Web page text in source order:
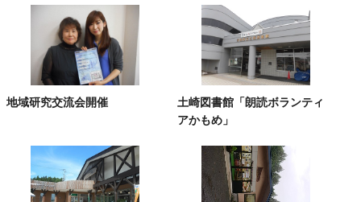
地域研究交流会開催
土崎図書館「朗読ボランティ
アかもめ」